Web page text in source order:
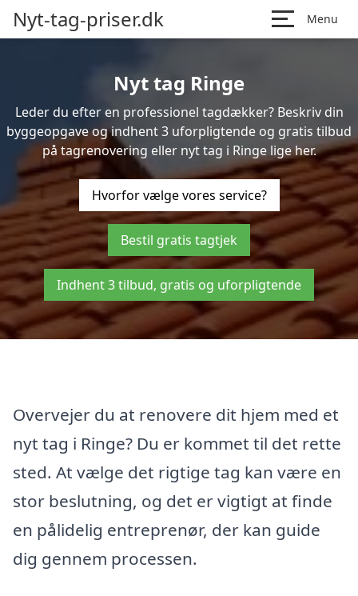
Nyt-tag-priser.dk Menu
Nyt tag Ringe
Leder du efter en professionel tagdækker? Beskriv din
byggeopgave og indhent 3 uforpligtende og gratis tilbud
på tagrenovering eller nyt tag i Ringe lige her.
Hvorfor vælge vores service?
Bestil gratis tagtjek
Indhent 3 tilbud, gratis og uforpligtende
Overvejer du at renovere dit hjem med et
nyt tag i Ringe? Du er kommet til det rette
sted. At vælge det rigtige tag kan være en
stor beslutning, og det er vigtigt at finde
en pålidelig entreprenør, der kan guide
dig gennem processen.